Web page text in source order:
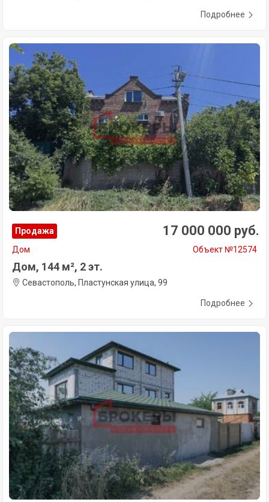
Подробнее
Продажа 17 000 000 руб.
Дом Объект №12574
Дом, 144 м², 2 эт.
Севастополь, Пластунская улица, 99
Подробнее